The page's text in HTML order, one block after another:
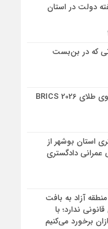
دولت در استان
که در بن‌بست
پتروشیمی نوری بر سکوی طلای BRICS 2026
استان بوشهر از
عمرانی دادگستری
آزاد به بافت
ندارد؛ با
برخورد می‌کنیم